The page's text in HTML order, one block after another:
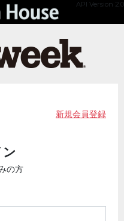
API Version 2.0
新規会員登録
の方